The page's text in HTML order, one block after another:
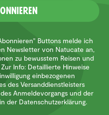
Buttons melde ich
Newsletter von Natucate an,
zu bewusstem Reisen und
Info: Detaillierte Hinweise
einbezogenen
des Versanddienstleisters
Anmeldevorgangs und der
der Datenschutzerklärung.